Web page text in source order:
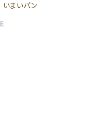
まいパン